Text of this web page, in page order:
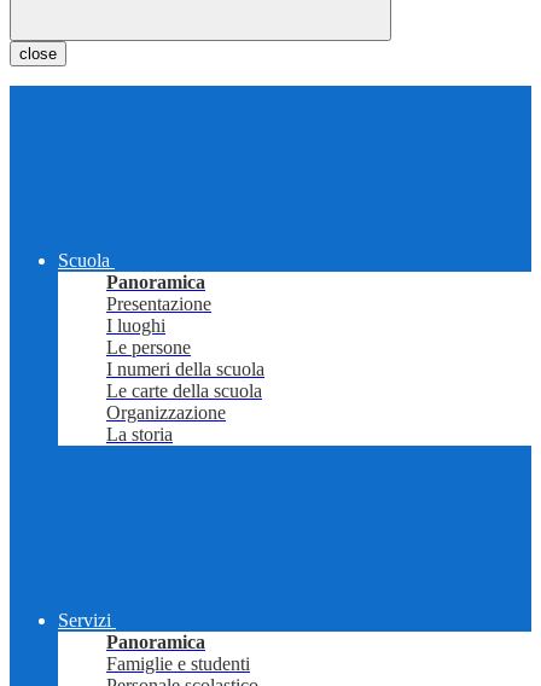
close
Scuola
Panoramica
Presentazione
I luoghi
Le persone
I numeri della scuola
Le carte della scuola
Organizzazione
La storia
Servizi
Panoramica
Famiglie e studenti